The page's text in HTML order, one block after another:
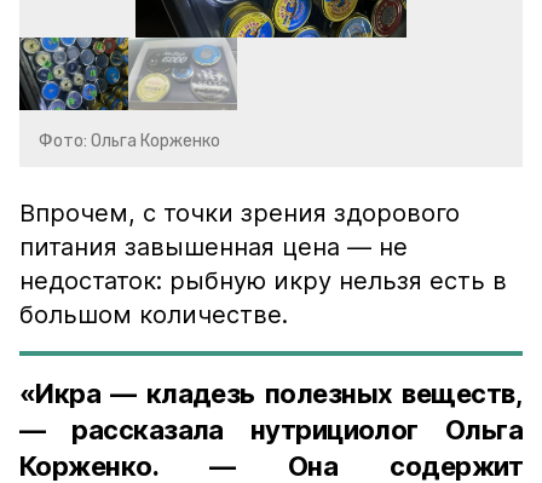
Фото: Ольга Корженко
Впрочем, с точки зрения здорового
питания завышенная цена — не
недостаток: рыбную икру нельзя есть в
большом количестве.
«Икра — кладезь полезных веществ,
— рассказала нутрициолог Ольга
Корженко. — Она содержит